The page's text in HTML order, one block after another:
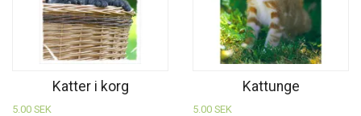
Katter i korg
5.00 SEK
Kattunge
5.00 SEK